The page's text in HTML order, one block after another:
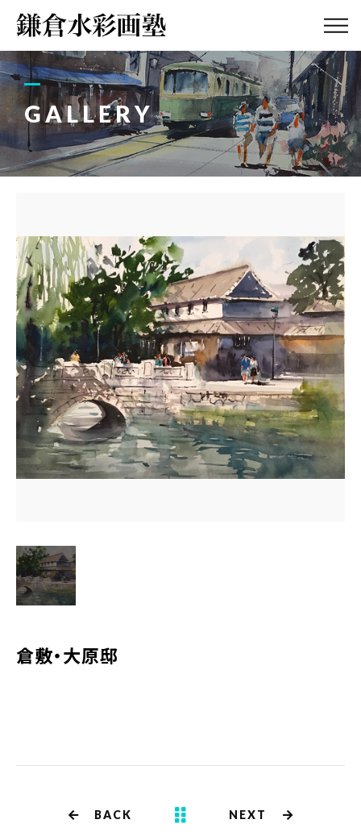
GALLERY
倉敷・大原邸
BACK NEXT
ABOUT
画塾紹介・
アクセス
LESSON
教室案内
PROFILE
塾長紹介
BLOG
画塾ブログ
ATELIER
水彩ブログ
CONTACT
お問い合わせ
取材・制作のご依頼 作品購入